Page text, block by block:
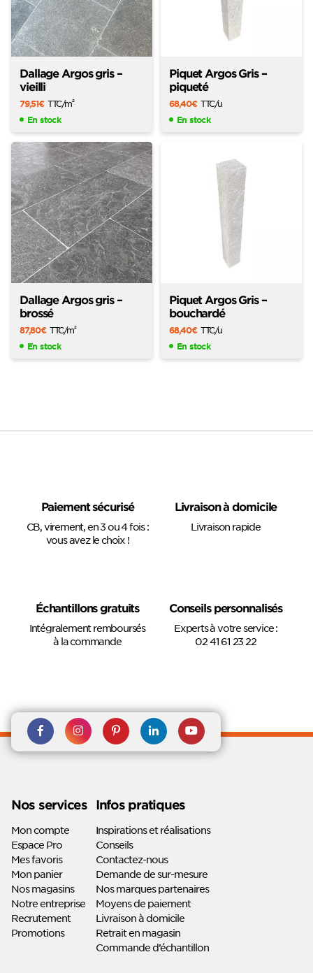
Dallage Argos gris –
vieilli
79,51€ TTC/m2
En stock
Piquet Argos Gris –
piqueté
68,40€ TTC/u
En stock
Dallage Argos gris –
brossé
87,80€ TTC/m2
En stock
Piquet Argos Gris –
bouchardé
68,40€ TTC/u
En stock
Paiement sécurisé
CB, virement, en 3 ou 4 fois :
vous avez le choix !
Livraison à domicile
Livraison rapide
Échantillons gratuits
Intégralement remboursés
à la commande
Conseils personnalisés
Experts à votre service :
02 41 61 23 22
Rejoignez nous sur Facebook
Suivez-nous sur
Instagram
Suivez-nous sur
Pinterest
Suivez-
nous sur
Suivez-
nous sur
Nos services
Mon compte
Espace Pro
Mes favoris
Mon panier
Nos magasins
Notre entreprise
Recrutement
Promotions
Infos pratiques
Inspirations et réalisations
Conseils
Contactez-nous
Demande de sur-mesure
Nos marques partenaires
Moyens de paiement
Livraison à domicile
Retrait en magasin
Commande d’échantillon